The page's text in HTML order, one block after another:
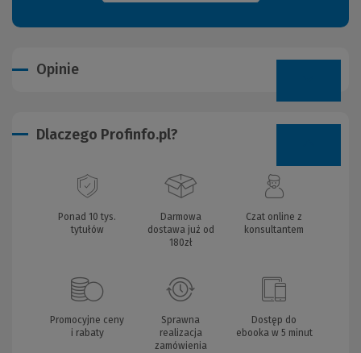
Opinie
Dlaczego Profinfo.pl?
Ponad 10 tys.
tytułów
Darmowa
dostawa już od
180zł
Czat online z
konsultantem
Promocyjne ceny
i rabaty
Sprawna
realizacja
zamówienia
Dostęp do
ebooka w 5 minut